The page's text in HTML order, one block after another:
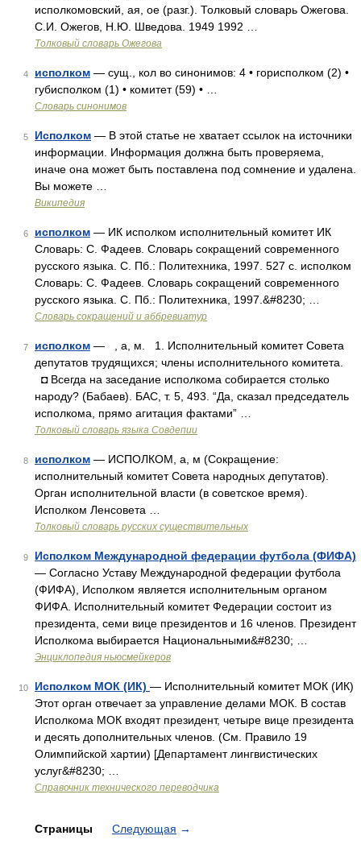
исполкомовский, ая, ое (разг.). Толковый словарь Ожегова.
С.И. Ожегов, Н.Ю. Шведова. 1949 1992 …
Толковый словарь Ожегова
4 исполком — сущ., кол во синонимов: 4 • горисполком (2) •
губисполком (1) • комитет (59) • …
Словарь синонимов
5 Исполком — В этой статье не хватает ссылок на источники
информации. Информация должна быть проверяема,
иначе она может быть поставлена под сомнение и удалена.
Вы можете …
Википедия
6 исполком — ИК исполком исполнительный комитет ИК
Словарь: С. Фадеев. Словарь сокращений современного
русского языка. С. Пб.: Политехника, 1997. 527 с. исполком
Словарь: С. Фадеев. Словарь сокращений современного
русского языка. С. Пб.: Политехника, 1997.&#8230; …
Словарь сокращений и аббревиатур
7 исполком — , а, м. 1. Исполнительный комитет Совета
депутатов трудящихся; члены исполнительного комитета.
◘ Всегда на заседание исполкома собирается столько
народу? (Бабаев). БАС, т. 5, 493. “Да, сказал председатель
исполкома, прямо агитация фактами” …
Толковый словарь языка Совдепии
8 исполком — ИСПОЛКОМ, а, м (Сокращение:
исполнительный комитет Совета народных депутатов).
Орган исполнительной власти (в советское время).
Исполком Ленсовета …
Толковый словарь русских существительных
9
Исполком Международной федерации футбола (ФИФА)
— Согласно Уставу Международной федерации футбола
(ФИФА), Исполком является исполнительным органом
ФИФА. Исполнительный комитет Федерации состоит из
президента, семи вице президентов и 16 членов. Президент
Исполкома выбирается Национальными&#8230; …
Энциклопедия ньюсмейкеров
10 Исполком МОК (ИК) — Исполнительный комитет МОК (ИК)
Этот орган отвечает за управление делами МОК. В состав
Исполкома МОК входят президент, четыре вице президента
и десять дополнительных членов. (См. Правило 19
Олимпийской хартии) [Департамент лингвистических
услуг&#8230; …
Справочник технического переводчика
Страницы Следующая →